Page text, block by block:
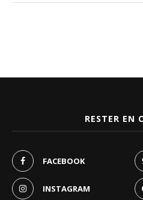
RESTER EN
FACEBOOK
INSTAGRAM